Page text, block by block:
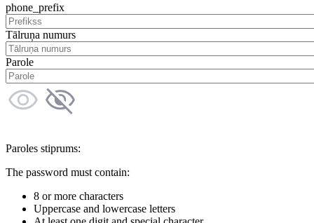
phone_prefix
Tālruņa numurs
Parole
Paroles stiprums:
The password must contain:
8 or more characters
Uppercase and lowercase letters